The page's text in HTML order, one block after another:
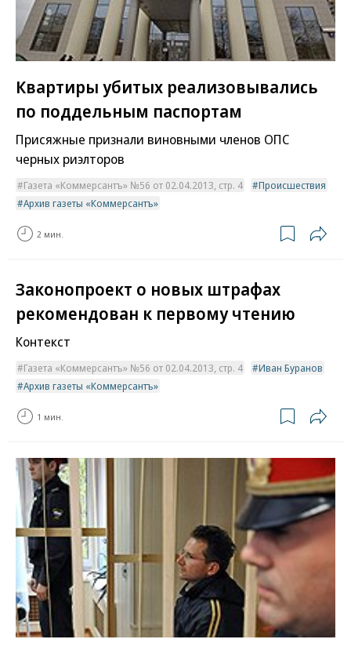
Квартиры убитых реализовывались
по поддельным паспортам
Присяжные признали виновными членов ОПС
черных риэлторов
Газета «Коммерсантъ» №56 от 02.04.2013, стр. 4
Происшествия
Архив газеты «Коммерсантъ»
2 мин.
Законопроект о новых штрафах
рекомендован к первому чтению
Контекст
Газета «Коммерсантъ» №56 от 02.04.2013, стр. 4
Иван Буранов
Архив газеты «Коммерсантъ»
1 мин.